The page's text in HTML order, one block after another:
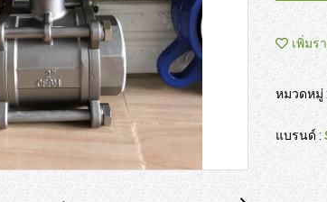
เพิ่มร
หมวดหมู่ :
แบรนด์ :